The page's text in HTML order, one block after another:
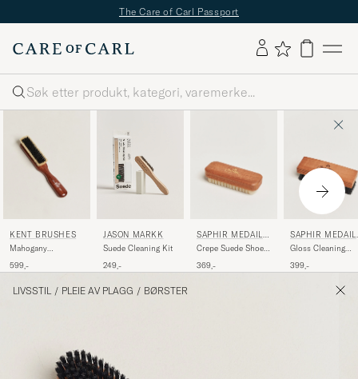
The Care of Carl Passport
Søk
KENT BRUSHES
Mahogany
Brush
599,-
JASON MARKK
Suede Cleaning Kit
249,-
SAPHIR MEDAILL
E D'OR
Crepe Suede Shoe
Exotic Wood
369,-
SAPHIR
E D'OR
Gloss Cleaning
399,-
LIVSSTIL / PLEIE AV PLAGG / BØRSTER